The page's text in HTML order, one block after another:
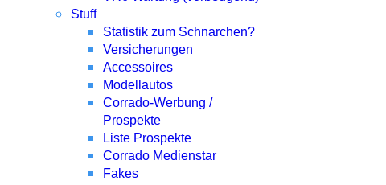
Stuff
Statistik zum Schnarchen?
Versicherungen
Accessoires
Modellautos
Corrado-Werbung /
Prospekte
Liste Prospekte
Corrado Medienstar
Fakes